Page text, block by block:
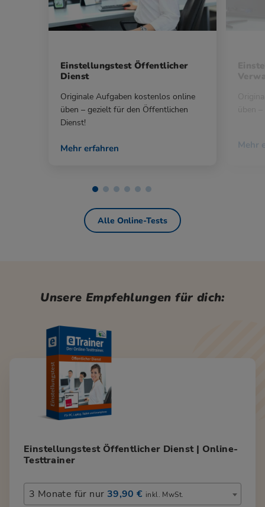
Einstellungstest Öffentlicher
Dienst
Originale Aufgaben kostenlos online
üben – gezielt für den Öffentlichen
Dienst!
Mehr erfahren Mehr
Alle Online-Tests
Unsere Empfehlungen für dich:
Einstellungstest Öffentlicher Dienst | Online-
Testtrainer
3 Monate für nur 39,90 € inkl. MwSt.